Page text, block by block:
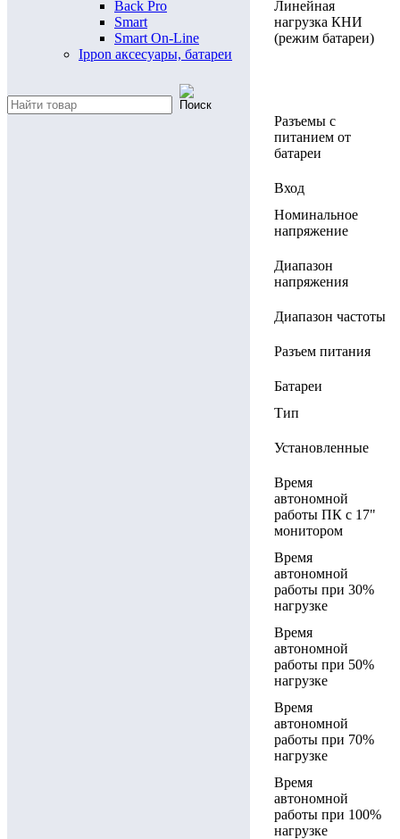
Back Pro
Smart
Smart On-Line
Ippon аксесуары, батареи
Линейная
нагрузка КНИ
(режим батареи)
Разъемы с
питанием от
батареи
Вход
Номинальное
напряжение
Диапазон
напряжения
Диапазон частоты
Разъем питания
Батареи
Тип
Установленные
Время
автономной
работы ПК с 17"
монитором
Время
автономной
работы при 30%
нагрузке
Время
автономной
работы при 50%
нагрузке
Время
автономной
работы при 70%
нагрузке
Время
автономной
работы при 100%
нагрузке